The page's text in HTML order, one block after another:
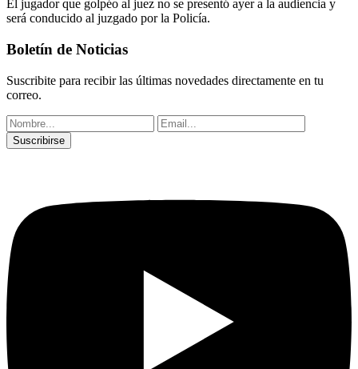
El jugador que golpéo al juez no se presentó ayer a la audiencia y
será conducido al juzgado por la Policía.
Boletín de Noticias
Suscribite para recibir las últimas novedades directamente en tu
correo.
Suscribirse